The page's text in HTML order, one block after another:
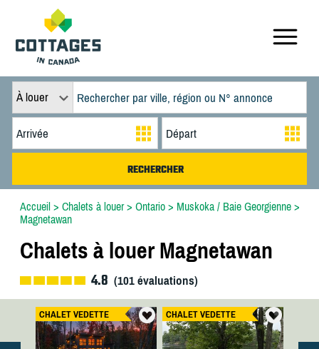
À louer
Accueil> Chalets à louer> Ontario> Muskoka / Baie Georgienne>
Magnetawan
Chalets à louer Magnetawan
4.8 (101évaluations)
CHALET VEDETTE CHALET VEDETTE